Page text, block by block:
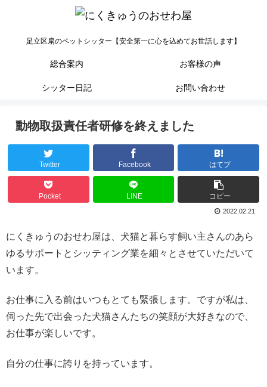
足立区扇のペットシッター【安全第一に心を込めてお世話します】
総合案内 お客様の声
シッター日記 お問い合わせ
動物取扱責任者研修を終えました
Twitter Facebook はてブ
Pocket LINE コピー
2022.02.21
にくきゅうのおせわ屋は、犬猫と暮らす飼い主さんのあら
ゆるサポートとシッティング業を細々とさせていただいて
います。
お仕事に入る前はいつもとても緊張します。ですが私は、
伺った先で出会った犬猫さんたちの笑顔が大好きなので、
お仕事が楽しいです。
自分の仕事に誇りを持っています。